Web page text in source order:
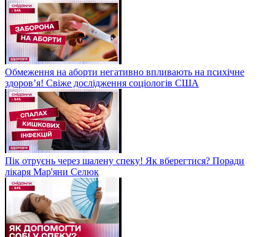
Обмеження на аборти негативно впливають на психічне
здоров’я! Свіже дослідження соціологів США
Пік отруєнь через шалену спеку! Як вберегтися? Поради
лікаря Мар'яни Селюк